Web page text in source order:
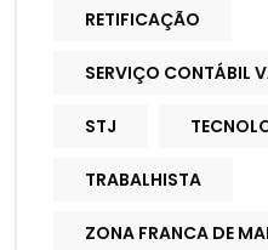
RETIFICAÇÃO
SERVIÇO CONTÁBIL
STJ
TRABALHISTA
ZONA FRANCA DE